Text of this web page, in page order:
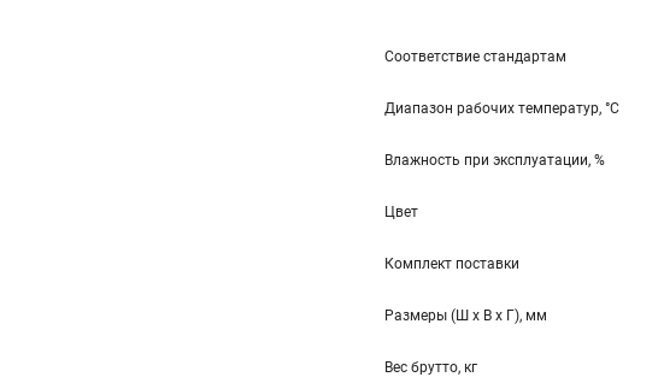
Соответствие стандартам
Диапазон рабочих температур, °С
Влажность при эксплуатации, %
Цвет
Комплект поставки
Размеры (Ш x В x Г), мм
Вес брутто, кг